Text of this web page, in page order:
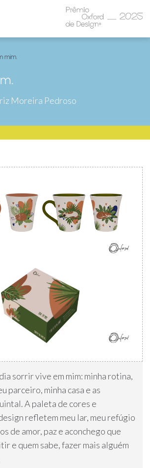
mim.
Moreira Pedroso
sorrir vive em mim: minha rotina,
parceiro, minha casa e as
A paleta de cores e
refletem meu lar, meu refúgio
de amor, paz e aconchego que
e quem sabe, fazer mais alguém